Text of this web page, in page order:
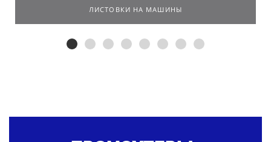
ЛИСТОВКИ НА МАШИНЫ